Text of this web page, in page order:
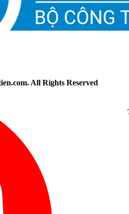
All Rights Reserved
(8h00 - 21h30)
(8h00 -